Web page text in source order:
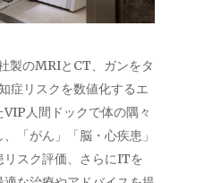
製のMRIとCT、ガンをタ
症リスクを数値化するエ
人間ドックで体の隅々
「がん」「脳・心疾患」
リスク評価、さらにITを